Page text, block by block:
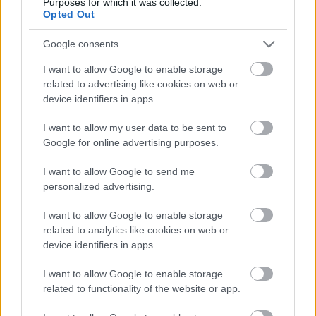
Opted Out
Google consents
I want to allow Google to enable storage
related to advertising like cookies on web or
device identifiers in apps.
I want to allow my user data to be sent to
Google for online advertising purposes.
I want to allow Google to send me
personalized advertising.
I want to allow Google to enable storage
related to analytics like cookies on web or
device identifiers in apps.
I want to allow Google to enable storage
related to functionality of the website or app.
chod webu
zachováte spravedlivé podmínky pro všechny
uživatele
Velmi si vážím vaší trpělivosti :-) Tento malý krok
pomáhá i nadále poskytovat vysoce kvalitní obsah a
zároveň udržovat bezproblémový chod webu pro
všechny :-)
Dlouhá verze
Rád bych vám vysvětlil, proč je tento krok nezbytný.
Tyto webové stránky poskytují vysoce kvalitní
obrázky, které jsou určeny pro skutečné lidi. Na
internetu bohužel existují automatizované nástroje
určené ke kopírování webových stránek, které velmi
rychle stahují velké množství obsahu. Tyto nástroje
si mohou vyžádat stovky nebo dokonce tisíce velkých
souborů v krátkém časovém úseku - mnohem více,